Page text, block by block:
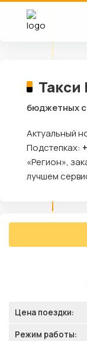
Такси
бюджетных
Актуальный
Подстепках:
«Регион»,
лучшем
Цена поездки:
Режим работы: